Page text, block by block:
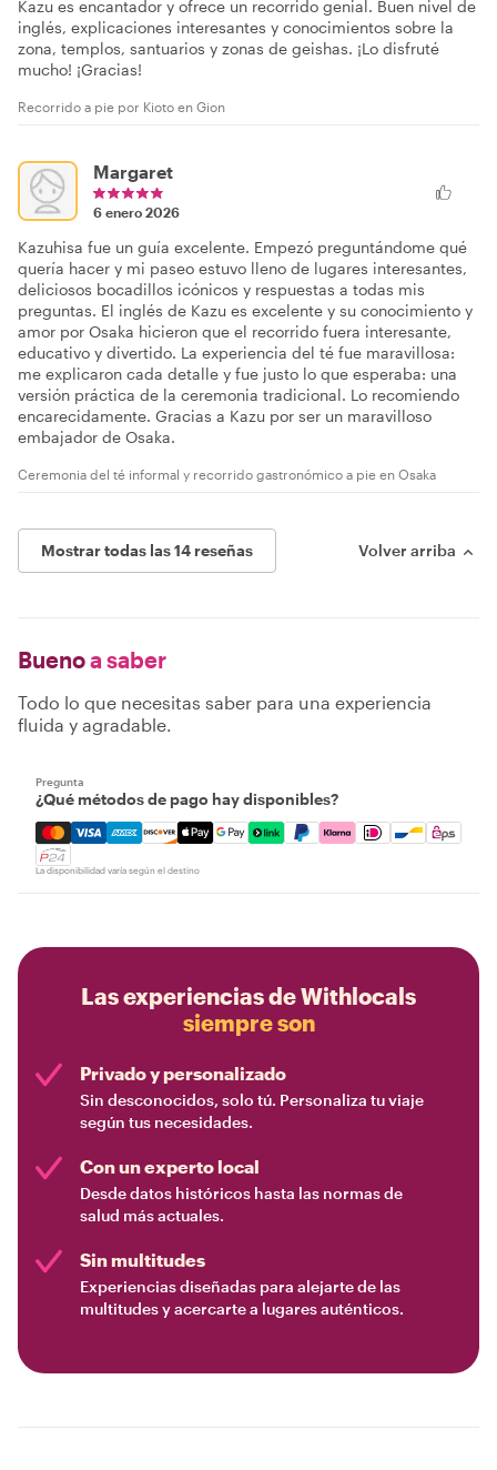
Kazu es encantador y ofrece un recorrido genial. Buen nivel de
inglés, explicaciones interesantes y conocimientos sobre la
zona, templos, santuarios y zonas de geishas. ¡Lo disfruté
mucho! ¡Gracias!
Recorrido a pie por Kioto en Gion
Margaret
6 enero 2026
Kazuhisa fue un guía excelente. Empezó preguntándome qué
quería hacer y mi paseo estuvo lleno de lugares interesantes,
deliciosos bocadillos icónicos y respuestas a todas mis
preguntas. El inglés de Kazu es excelente y su conocimiento y
amor por Osaka hicieron que el recorrido fuera interesante,
educativo y divertido. La experiencia del té fue maravillosa:
me explicaron cada detalle y fue justo lo que esperaba: una
versión práctica de la ceremonia tradicional. Lo recomiendo
encarecidamente. Gracias a Kazu por ser un maravilloso
embajador de Osaka.
Ceremonia del té informal y recorrido gastronómico a pie en Osaka
Mostrar todas las 14 reseñas Volver arriba
Buenoa saber
Todo lo que necesitas saber para una experiencia
fluida y agradable.
Pregunta
¿Qué métodos de pago hay disponibles?
Mastercard, Visa, Amex, Discover, Apple Pay, Google
La disponibilidad varía según el destino
Las experiencias de Withlocals
siempre son
Privado y personalizado
Sin desconocidos, solo tú. Personaliza tu viaje
según tus necesidades.
Con un experto local
Desde datos históricos hasta las normas de
salud más actuales.
Sin multitudes
Experiencias diseñadas para alejarte de las
multitudes y acercarte a lugares auténticos.